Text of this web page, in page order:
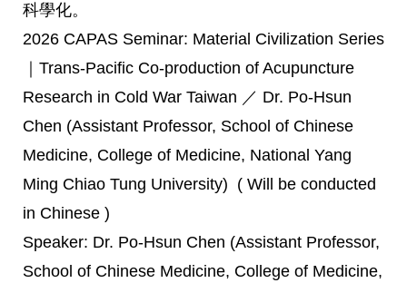
科學化。
2026 CAPAS Seminar: Material Civilization Series
｜Trans-Pacific Co-production of Acupuncture
Research in Cold War Taiwan ／ Dr. Po-Hsun
Chen (Assistant Professor, School of Chinese
Medicine, College of Medicine, National Yang
Ming Chiao Tung University) ( Will be conducted
in Chinese )
Speaker: Dr. Po-Hsun Chen (Assistant Professor,
School of Chinese Medicine, College of Medicine,